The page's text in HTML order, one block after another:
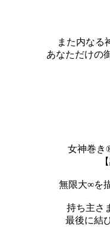
また内なる
あなただけの
女神巻き
無限大∞を
持ち主さ
最後に結